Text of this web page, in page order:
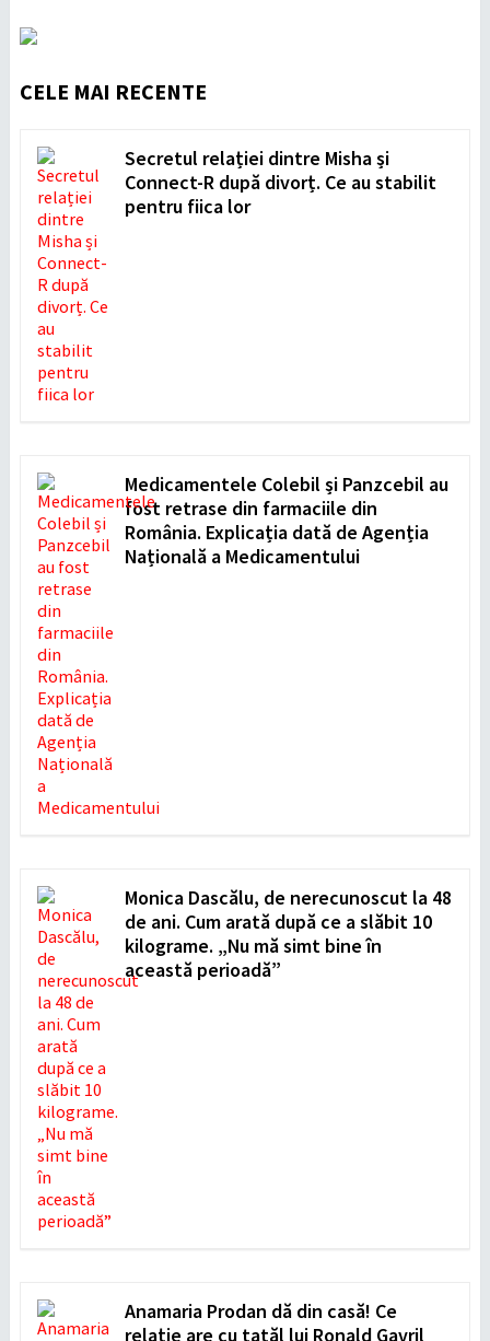
CELE MAI RECENTE
Secretul relației dintre Misha și
Connect-R după divorț. Ce au stabilit
pentru fiica lor
Medicamentele Colebil și Panzcebil au
fost retrase din farmaciile din
România. Explicația dată de Agenția
Națională a Medicamentului
Monica Dascălu, de nerecunoscut la 48
de ani. Cum arată după ce a slăbit 10
kilograme. „Nu mă simt bine în
această perioadă”
Anamaria Prodan dă din casă! Ce
relație are cu tatăl lui Ronald Gavril